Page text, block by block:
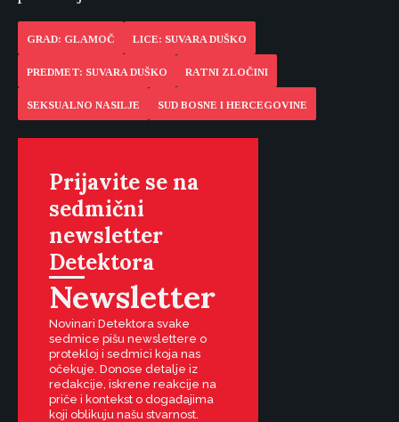
GRAD: GLAMOČ LICE: SUVARA DUŠKO
PREDMET: SUVARA DUŠKO RATNI ZLOČINI
SEKSUALNO NASILJE SUD BOSNE I HERCEGOVINE
Prijavite se na
sedmični
newsletter
Detektora
Newsletter
Novinari Detektora svake
sedmice pišu newslettere o
protekloj i sedmici koja nas
očekuje. Donose detalje iz
redakcije, iskrene reakcije na
priče i kontekst o događajima
koji oblikuju našu stvarnost.